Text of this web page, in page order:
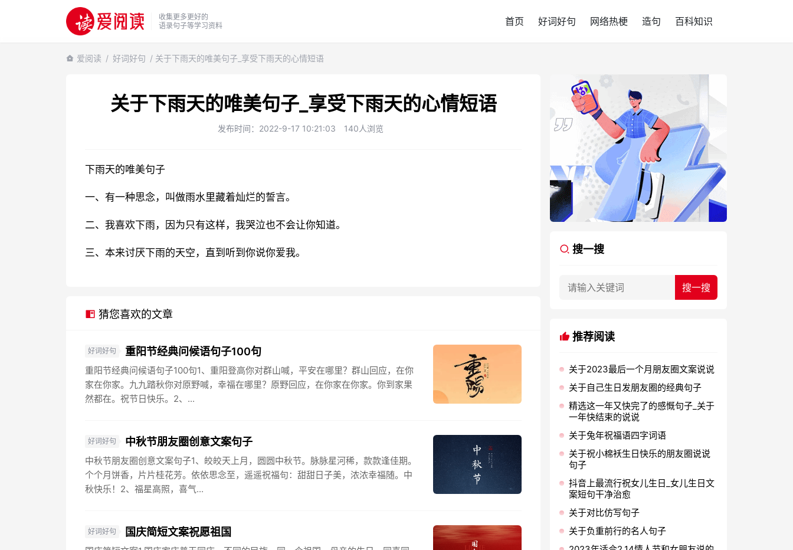
收集更多更好的
语录句子等学习资料
首页 好词好句 网络热梗 造句 百科知识
爱阅读 / 好词好句 / 关于下雨天的唯美句子_享受下雨天的心情短语
关于下雨天的唯美句子_享受下雨天的心情短语
发布时间：2022-9-17 10:21:03 140人浏览
下雨天的唯美句子
一、有一种思念，叫做雨水里藏着灿烂的誓言。
二、我喜欢下雨，因为只有这样，我哭泣也不会让你知道。
三、本来讨厌下雨的天空，直到听到你说你爱我。
猜您喜欢的文章
好词好句 重阳节经典问候语句子100句
重阳节经典问候语句子100句1、重阳登高你对群山喊，平安在哪里？群山回应，在你
家在你家。九九踏秋你对原野喊，幸福在哪里？原野回应，在你家在你家。你到家果
然都在。祝节日快乐。2、...
好词好句 中秋节朋友圈创意文案句子
中秋节朋友圈创意文案句子1、皎皎天上月，圆圆中秋节。脉脉星河稀，款款逢佳期。
个个月饼香，片片桂花芳。依依思念至，遥遥祝福句：甜甜日子美，浓浓幸福随。中
秋快乐！2、福星高照，喜气...
好词好句 国庆简短文案祝愿祖国
搜一搜
推荐阅读
关于2023最后一个月朋友圈文案说说
关于自己生日发朋友圈的经典句子
精选这一年又快完了的感慨句子_关于
一年快结束的说说
关于兔年祝福语四字词语
关于祝小棉袄生日快乐的朋友圈说说
句子
抖音上最流行祝女儿生日_女儿生日文
案短句干净治愈
关于对比仿写句子
关于负重前行的名人句子